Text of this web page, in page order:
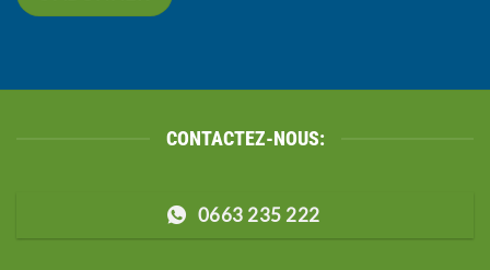
CONTACTEZ-NOUS:
0663 235 222